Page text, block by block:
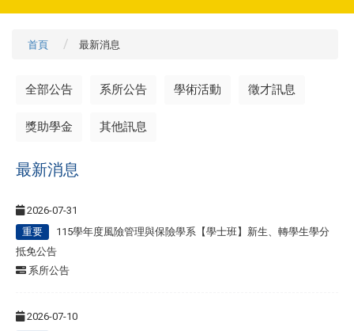
首頁 最新消息
全部公告 系所公告 學術活動 徵才訊息
獎助學金 其他訊息
最新消息
2026-07-31
重要
115學年度風險管理與保險學系【學士班】新生、轉學生學分
抵免公告
系所公告
2026-07-10